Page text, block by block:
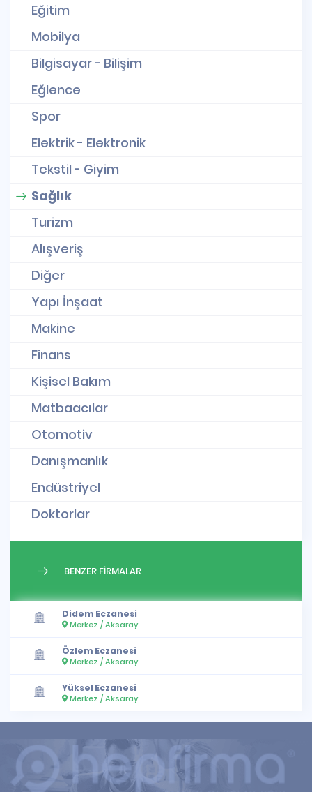
Eğitim
Mobilya
Bilgisayar - Bilişim
Eğlence
Spor
Elektrik - Elektronik
Tekstil - Giyim
Sağlık
Turizm
Alışveriş
Diğer
Yapı İnşaat
Makine
Finans
Kişisel Bakım
Matbaacılar
Otomotiv
Danışmanlık
Endüstriyel
Doktorlar
BENZER FİRMALAR
Didem Eczanesi
Merkez / Aksaray
Özlem Eczanesi
Merkez / Aksaray
Yüksel Eczanesi
Merkez / Aksaray